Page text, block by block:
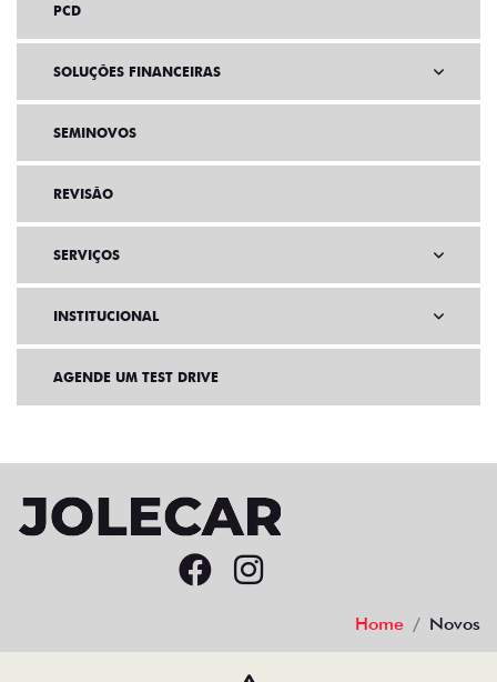
PCD
SOLUÇÕES FINANCEIRAS
SEMINOVOS
REVISÃO
SERVIÇOS
INSTITUCIONAL
AGENDE UM TEST DRIVE
Home Novos